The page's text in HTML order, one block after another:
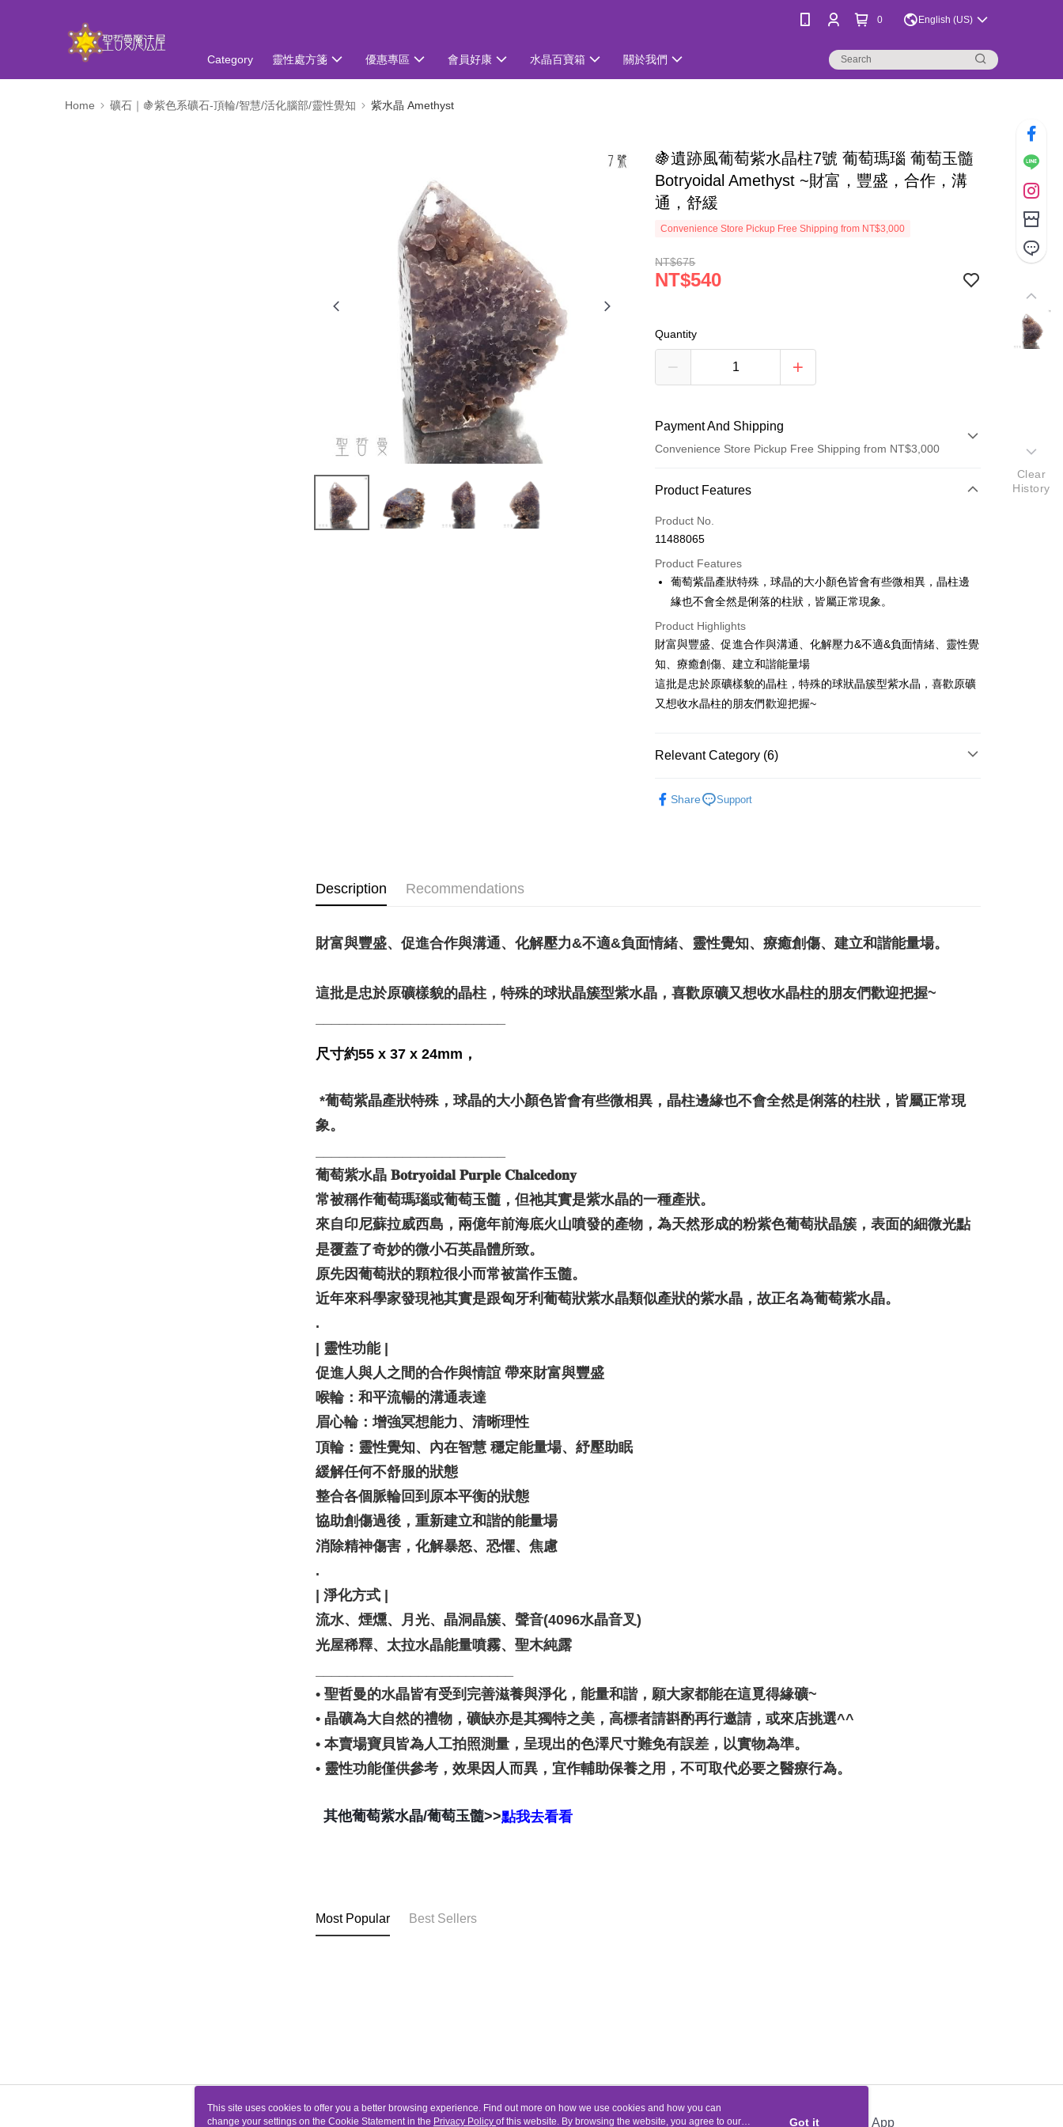
0 English (US)
Category 靈性處方箋 優惠專區 會員好康 水晶百寶箱 關於我們
Home 礦石｜🍇紫色系礦石-頂輪/智慧/活化腦部/靈性覺知 紫水晶 Amethyst
🍇遺跡風葡萄紫水晶柱7號 葡萄瑪瑙 葡萄玉髓
Botryoidal Amethyst ~財富，豐盛，合作，溝
通，舒緩
Convenience Store Pickup Free Shipping from NT$3,000
NT$675
NT$540
Quantity
Payment And Shipping
Convenience Store Pickup Free Shipping from NT$3,000
Payment Method
Credit Card (Full Payment)
Convenience Store Pickup and Pay
LINE Pay
Apple Pay
JKOPAY
Easy Wallet
ATM Transfer
NT$80/order | Free shipping on orders of NT$3,000 or more
Free shipping
Product Features
Product No.
11488065
Product Features
葡萄紫晶產狀特殊，球晶的大小顏色皆會有些微相異，晶柱邊
緣也不會全然是俐落的柱狀，皆屬正常現象。
Product Highlights
財富與豐盛、促進合作與溝通、化解壓力&不適&負面情緒、靈性覺
知、療癒創傷、建立和諧能量場
這批是忠於原礦樣貌的晶柱，特殊的球狀晶簇型紫水晶，喜歡原礦
又想收水晶柱的朋友們歡迎把握~
Relevant Category (6)
Amethyst
❄晶系❄ 三方晶系 § 專注
Share Support
Description Recommendations
財富與豐盛、促進合作與溝通、化解壓力&不適&負面情緒、靈性覺知、療癒創傷、建立和諧能量場。
這批是忠於原礦樣貌的晶柱，特殊的球狀晶簇型紫水晶，喜歡原礦又想收水晶柱的朋友們歡迎把握~
尺寸約55 x 37 x 24mm，
*葡萄紫晶產狀特殊，球晶的大小顏色皆會有些微相異，晶柱邊緣也不會全然是俐落的柱狀，皆屬正常現
象。
葡萄紫水晶 𝐁𝐨𝐭𝐫𝐲𝐨𝐢𝐝𝐚𝐥 𝐏𝐮𝐫𝐩𝐥𝐞 𝐂𝐡𝐚𝐥𝐜𝐞𝐝𝐨𝐧𝐲
常被稱作葡萄瑪瑙或葡萄玉髓，但祂其實是紫水晶的一種產狀。
來自印尼蘇拉威西島，兩億年前海底火山噴發的產物，為天然形成的粉紫色葡萄狀晶簇，表面的細微光點
是覆蓋了奇妙的微小石英晶體所致。
原先因葡萄狀的顆粒很小而常被當作玉髓。
近年來科學家發現祂其實是跟匈牙利葡萄狀紫水晶類似產狀的紫水晶，故正名為葡萄紫水晶。
. ⠀
| 靈性功能 |
促進人與人之間的合作與情誼 帶來財富與豐盛
喉輪：和平流暢的溝通表達
眉心輪：增強冥想能力、清晰理性
頂輪：靈性覺知、內在智慧 穩定能量場、紓壓助眠
緩解任何不舒服的狀態
整合各個脈輪回到原本平衡的狀態
協助創傷過後，重新建立和諧的能量場
消除精神傷害，化解暴怒、恐懼、焦慮
. ⠀
| 淨化方式 |
流水、煙燻、月光、晶洞晶簇、聲音(4096水晶音叉)
光屋稀釋、太拉水晶能量噴霧、聖木純露
• 聖哲曼的水晶皆有受到完善滋養與淨化，能量和諧，願大家都能在這覓得緣礦~
• 晶礦為大自然的禮物，礦缺亦是其獨特之美，高標者請斟酌再行邀請，或來店挑選^^
• 本賣場寶貝皆為人工拍照測量，呈現出的色澤尺寸難免有誤差，以實物為準。
• 靈性功能僅供參考，效果因人而異，宜作輔助保養之用，不可取代必要之醫療行為。
其他葡萄紫水晶/葡萄玉髓>>點我去看看
Most Popular Best Sellers
About Us Customer Service Official App
Clear
History
This site uses cookies to offer you a better browsing experience. Find out more on how we use cookies and how you can
change your settings on the Cookie Statement in the Privacy Policy of this website. By browsing the website, you agree to our Got it